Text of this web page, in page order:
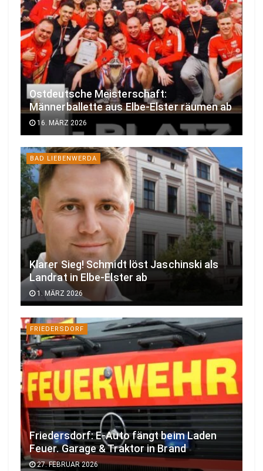
Ostdeutsche Meisterschaft:
Männerballette aus Elbe-Elster räumen ab
16. MÄRZ 2026
BAD LIEBENWERDA
Klarer Sieg! Schmidt löst Jaschinski als
Landrat in Elbe-Elster ab
1. MÄRZ 2026
FRIEDERSDORF
Friedersdorf: E-Auto fängt beim Laden
Feuer. Garage & Traktor in Brand
27. FEBRUAR 2026